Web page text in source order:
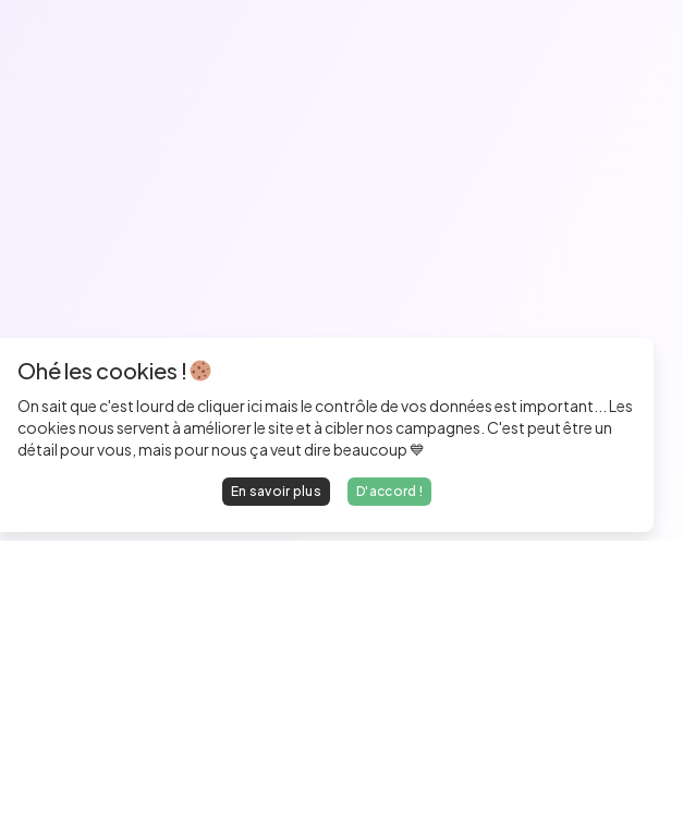
Ohé les cookies !
On sait que c'est lourd de cliquer ici mais le contrôle de vos données est important... Les
cookies nous servent à améliorer le site et à cibler nos campagnes. C'est peut être un
détail pour vous, mais pour nous ça veut dire beaucoup 💙
En savoir plus D'accord !